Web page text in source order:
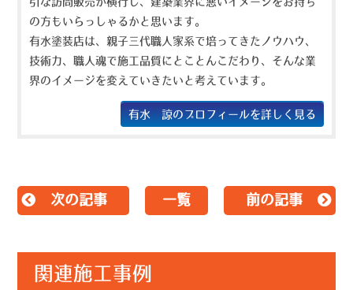
の方もいらっしゃるかと思います。
有水塗装店は、親子三代職人家系で培ってきたノウハウ、
技術力、職人魂で施工品質にとことんこだわり、そんな業
界のイメージを変えていきたいと考えています。
有水 諒のプロフィールを詳しく見る
次の記事 一覧 前の記事
関連施工事例